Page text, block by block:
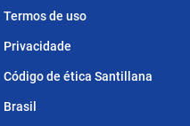
Termos de uso
Privacidade
Código de ética Santillana
Brasil